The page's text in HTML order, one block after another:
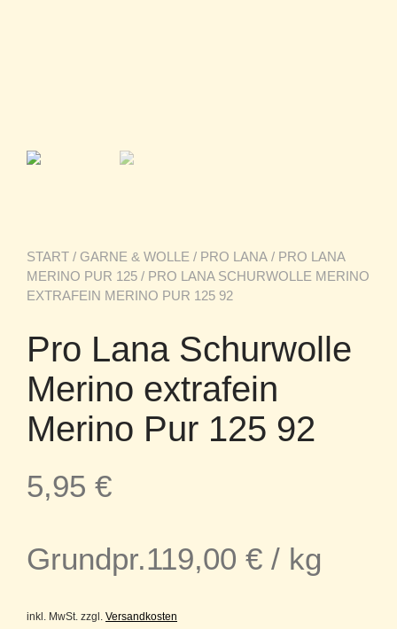
START / GARNE & WOLLE / PRO LANA / PRO LANA
MERINO PUR 125 / PRO LANA SCHURWOLLE MERINO
EXTRAFEIN MERINO PUR 125 92
Pro Lana Schurwolle
Merino extrafein
Merino Pur 125 92
5,95 €
Grundpr.119,00 € / kg
inkl. MwSt. zzgl. Versandkosten